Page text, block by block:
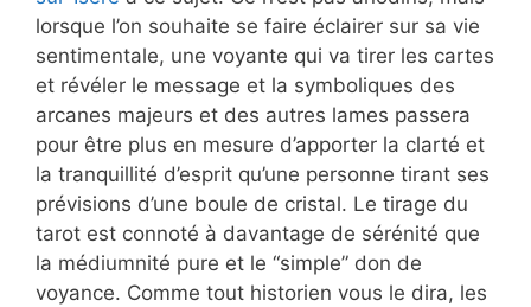
lorsque l’on souhaite se faire éclairer sur sa vie
sentimentale, une voyante qui va tirer les cartes
et révéler le message et la symboliques des
arcanes majeurs et des autres lames passera
pour être plus en mesure d’apporter la clarté et
la tranquillité d’esprit qu’une personne tirant ses
prévisions d’une boule de cristal. Le tirage du
tarot est connoté à davantage de sérénité que
la médiumnité pure et le “simple” don de
voyance. Comme tout historien vous le dira, les